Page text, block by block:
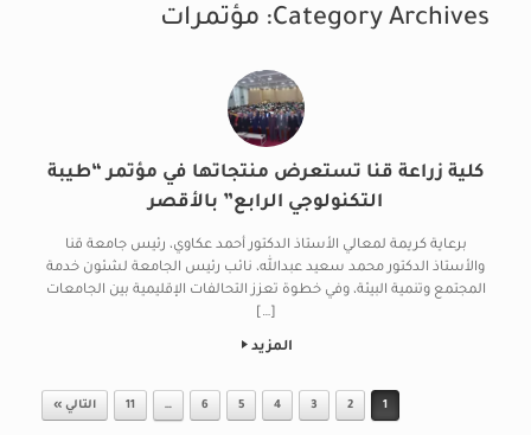
Category Archives: مؤتمرات
كلية زراعة قنا تستعرض منتجاتها في مؤتمر “طيبة
التكنولوجي الرابع” بالأقصر
برعاية كريمة لمعالي الأستاذ الدكتور أحمد عكاوي، رئيس جامعة قنا
والأستاذ الدكتور محمد سعيد عبدالله، نائب رئيس الجامعة لشئون خدمة
المجتمع وتنمية البيئة، وفي خطوة تعزز التحالفات الإقليمية بين الجامعات
[…]
المزيد
1
2
3
4
5
6
…
11 التالي »